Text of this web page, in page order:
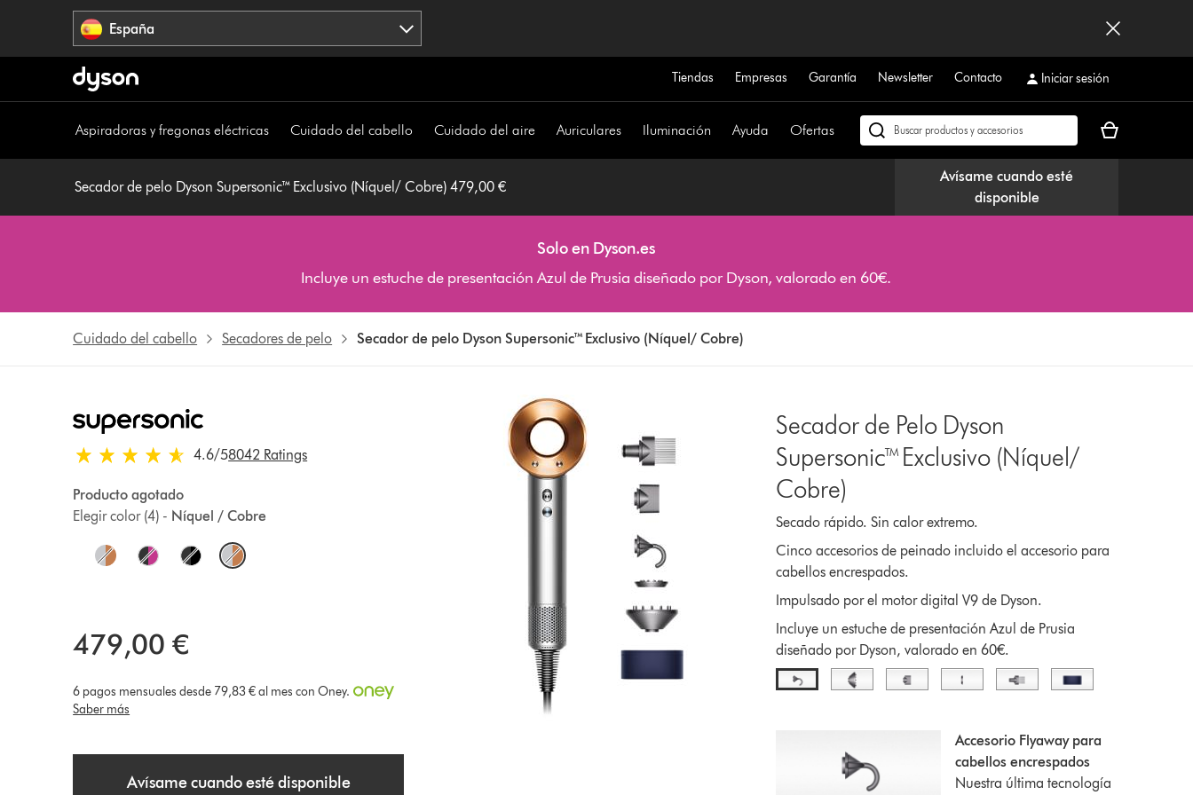
España
Tiendas Empresas Garantía Newsletter Contacto Iniciar sesión
Aspiradoras y fregonas eléctricas Cuidado del cabello Cuidado del aire Auriculares Iluminación Ayuda Ofertas
Buscar
dyson.es
Tu
Secador de pelo Dyson Supersonic™ Exclusivo (Níquel/ Cobre) 479,00 €
Avísame cuando esté
disponible
Solo en Dyson.es
Incluye un estuche de presentación Azul de Prusia diseñado por Dyson, valorado en 60€.
Cuidado del cabello Secadores de pelo Secador de pelo Dyson Supersonic™ Exclusivo (Níquel/ Cobre)
4.6 estrellas de 5 de 8042 Ratings
4.6/58042 Ratings
Producto agotado
Níquel / Cobre
Elegir color (4) -
O
i
n
479,00 €
6 pagos mensuales desde 79,83 € al mes con Oney.
Saber más
Avísame cuando esté disponible
Secador de Pelo Dyson
Supersonic™ Exclusivo (Níquel/
Cobre)
Secado rápido. Sin calor extremo.
Cinco accesorios de peinado incluido el accesorio para
cabellos encrespados.
Impulsado por el motor digital V9 de Dyson.
Incluye un estuche de presentación Azul de Prusia
diseñado por Dyson, valorado en 60€.
Accesorio Flyaway para
cabellos encrespados
Nuestra última tecnología